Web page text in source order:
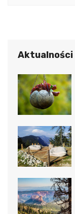
Aktualności